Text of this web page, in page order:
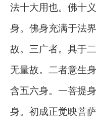
法十大用也。佛十
身。佛身充满于法
故。三广者。具于
无量故。二者意生
含五六身。一菩提
身。初成正觉映菩